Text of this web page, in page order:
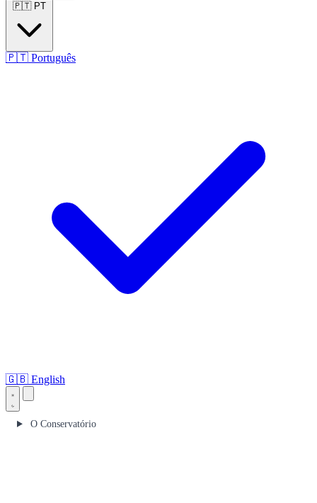
🇵🇹 PT
🇵🇹 Português
🇬🇧 English
O Conservatório